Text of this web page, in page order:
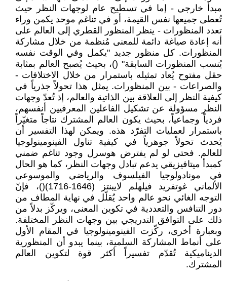
مبدأ خارجي - إما في تسطيح عام لوجهات النظر حيث
تُعطى جميعها نفس القيمة، أو في تناغم موحد يكمن وراء
تعدد المنظورات - ينظر المنظور القطري إلى العالم على
أنه إعادة صياغة دائمة للمعنى مُنظمة من خلال مشاركة
المنظورات. كل منظور جديد "يكمل وفي الوقت نفسه
يُنسب المنظورات السابقة" ()، بحيث يُصبح العالم بمثابة
حقل مفتوح يُعاد تمثيله باستمرار من خلال الاختلافات -
والصراعات - بين المنظورات. يمثل هذا تحولاً جذرياً في
كيفية النظر إلى العلاقة بين الذاتية والعالم، إذ تُعدّ وجهات
النظر مسؤولة عن تشكيل الفاعلين المعرفيين أنفسهم،
فردياً وجماعياً، بحيث يكون العالم المشترك نتاجاً متغيّراً
باستمرار لعمليات التفرّد هذه. ويمكن لهذا التفسير أن
يُحدث تحولاً جوهرياً في كيفية تناول الفينومينولوجيا
للعالم. فحتى لو لم يفترض هوسرل وجود تناغم ضمني
كمبدأ ميتافيزيقي يدعم تبادل وجهات النظر، كما هو الحال
في مونادولوجيا الفيلسوف والرياضي والموسوعي
الألماني غوتفريد فيلهلم لايبنتز (1646-1716)()، فإنّ
التوجه الغائي نحو عالم واحد يُقلّل في نهاية المطاف من
دور التنافس والتعددية في تكوين المعنى، ويركّز بدلاً من
ذلك على التوافق التدريجي بين وجهات النظر المختلفة.
وبعبارة أخرى، ركّزت الفينومينولوجيا في المقام الأول
على أنماط المشاركة السلمية، بينما يبدو أن المنظورية
الديناميكية تُقدّم تفسيراً أكثر قوة لتكوين العالم
المشترك.